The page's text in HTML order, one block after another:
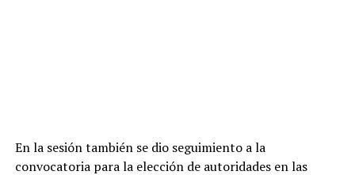
En la sesión también se dio seguimiento a la
convocatoria para la elección de autoridades en las